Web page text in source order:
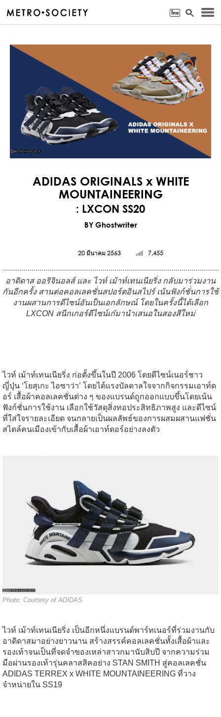
ADIDAS ORIGINALS x WHITE
MOUNTAINEERING
: LXCON SS20
BY Ghostwriter
20 มีนาคม 2563 7,455
อาดิดาส ออริจินอลส์ และ ไวท์ เม้าท์เทนเนียริ่ง กลับมาร่วมงาน
กันอีกครั้ง สานต่อคอลเลคชั่นสปอร์ตอินสไปร์ เน้นฟังก์ชั่นการใช้
งานผสานการดีไซน์อันเป็นเอกลักษณ์ โดยในครั้งนี้ได้เลือก
LXCON สนีกเกอร์ดีไซน์เก๋มานำเสนอในสองสีใหม่
ไวท์ เม้าท์เทนเนียริ่ง ก่อตั้งขึ้นในปี 2006 โดยดีไซน์เนอร์ชาว
ญี่ปุ่น ‘โยสุเกะ ไอซาว่า’ โดยได้แรงบัลดาลใจจากกิจกรรมเอาท์ด
อร์ เสื้อผ้าคอลเลคชั่นต่าง ๆ ของแบรนด์ถูกออกแบบขึ้นโดยเน้น
ฟังก์ชั่นการใช้งาน เลือกใช้วัสดุสิ่งทอประสิทธิภาพสูง และดีไซน์
ที่ใส่ใจรายละเอียด จนกลายเป็นผลลัพธ์ของการผสมผสานแฟชั่น
สไตล์คนเมืองเข้ากับเสื้อผ้าเอาท์ดอร์อย่างลงตัว
Photo: Courtesy of ADIDAS
ไวท์ เม้าท์เทนเนียริ่ง เป็นอีกหนึ่งแบรนด์พาร์ทเนอร์ที่ร่วมงานกับ
อาดิดาสมาอย่างยาวนาน สร้างสรรค์คอลเลคชั่นทั้งเสื้อผ้าและ
รองเท้าจนเป็นที่จดจำของเหล่าสาวกมานับสิบปี จากความร่วม
มือผ่านรองเท้ารุ่นคลาสสิคอย่าง STAN SMITH สู่คอลเลคชั่น
ADIDAS TERREX x WHITE MOUNTAINEERING ที่วาง
จำหน่ายใน SS19